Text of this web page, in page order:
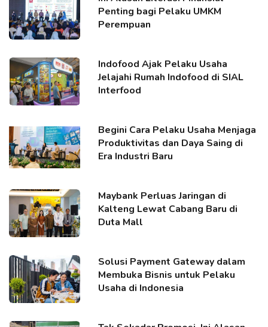
Penting bagi Pelaku UMKM
Perempuan
Indofood Ajak Pelaku Usaha
Jelajahi Rumah Indofood di SIAL
Interfood
Begini Cara Pelaku Usaha Menjaga
Produktivitas dan Daya Saing di
Era Industri Baru
Maybank Perluas Jaringan di
Kalteng Lewat Cabang Baru di
Duta Mall
Solusi Payment Gateway dalam
Membuka Bisnis untuk Pelaku
Usaha di Indonesia